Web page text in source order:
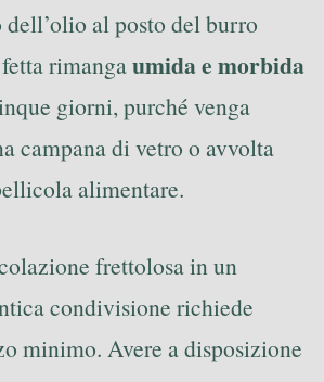
al posto del burro
rimangaumida e morbida
giorni, purché venga
campana di vetro o avvolta
alimentare.
frettolosa in un
condivisione richiede
minimo. Avere a disposizione